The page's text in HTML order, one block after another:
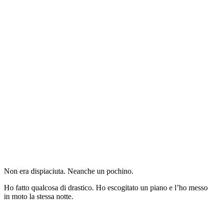
Non era dispiaciuta. Neanche un pochino.
Ho fatto qualcosa di drastico. Ho escogitato un piano e l’ho messo
in moto la stessa notte.